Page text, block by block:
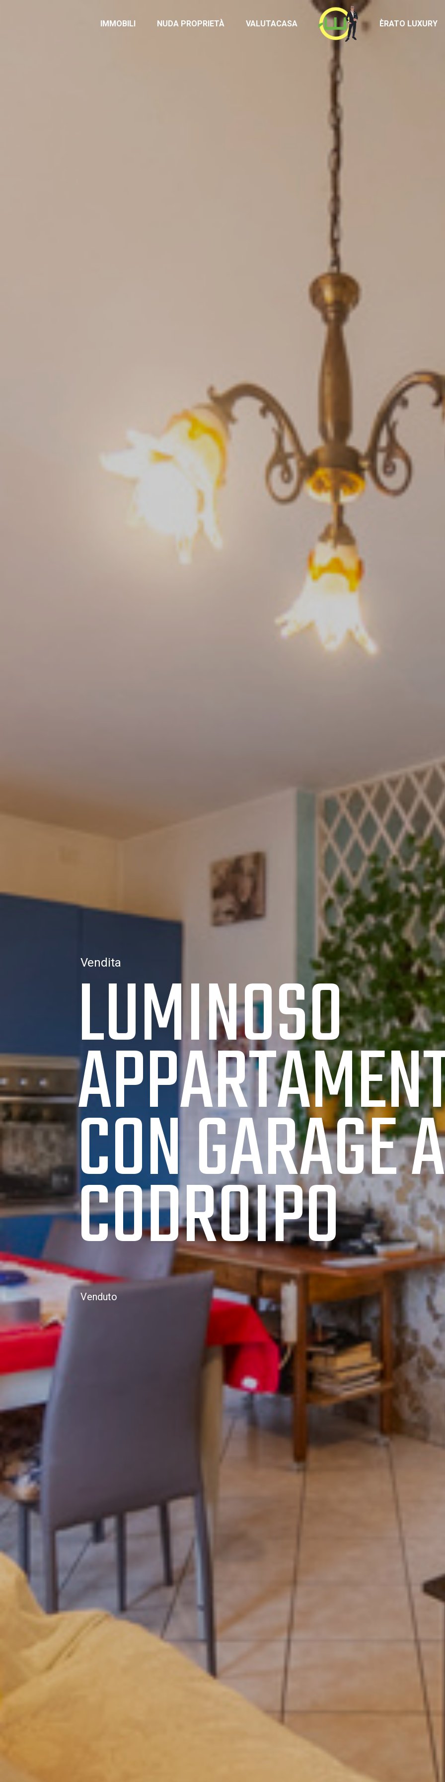
IMMOBILI NUDA PROPRIETÀ VALUTACASA
Homepage
ÈRATO LUXURY
Vendita
LUMINOSO
CON GARAGE A
CODROIPO
Venduto